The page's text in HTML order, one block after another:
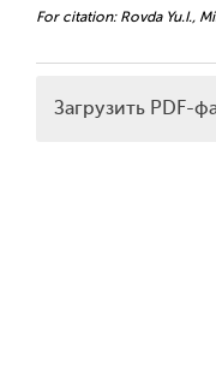
For citation: Rovda Yu.I.,
Загрузить PDF-